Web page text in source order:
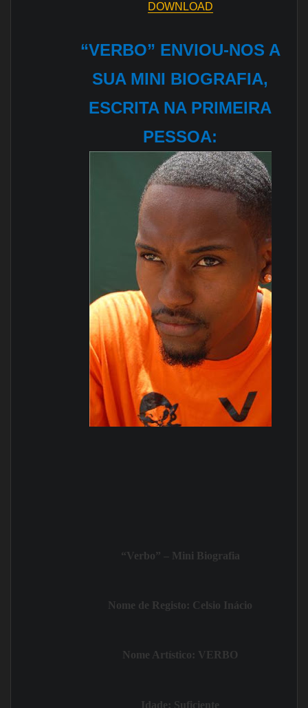
DOWNLOAD
“VERBO” ENVIOU-NOS A
SUA MINI BIOGRAFIA,
ESCRITA NA PRIMEIRA
PESSOA:
“Verbo” – Mini Biografia
Nome de Registo: Celsio Inácio
Nome Artístico: VERBO
Idade: Suficiente